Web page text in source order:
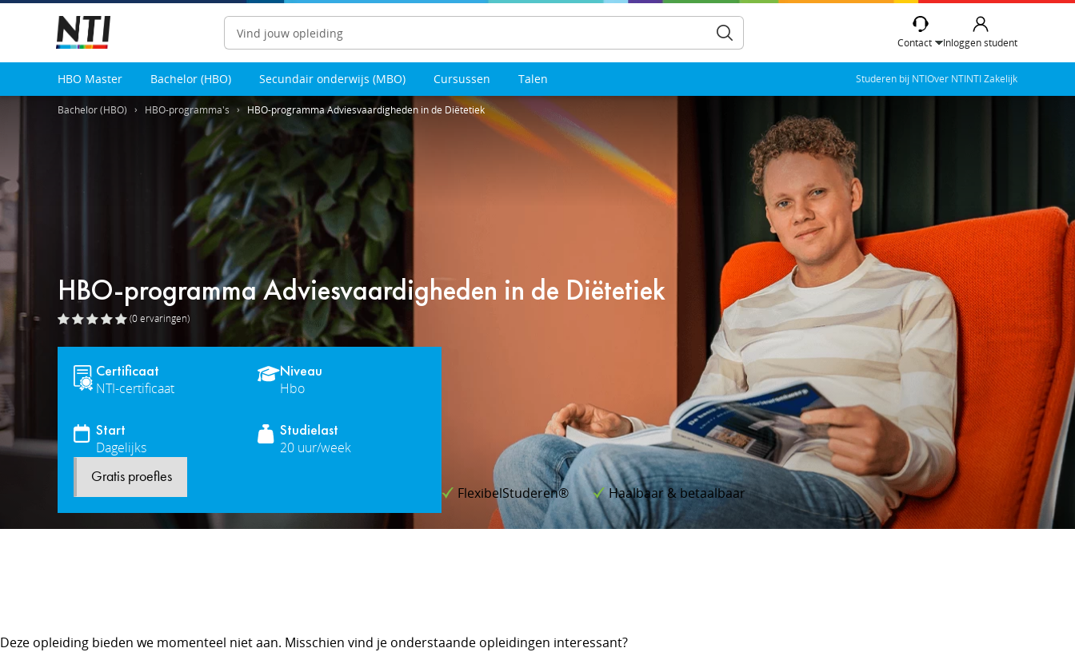
Zoeken
Contact Inloggen student
HBO Master Bachelor (HBO) Secundair onderwijs (MBO) Cursussen Talen Studeren bij NTIOver NTINTI Zakelijk
Bachelor (HBO) HBO-programma's HBO-programma Adviesvaardigheden in de Diëtetiek
HBO-programma Adviesvaardigheden in de Diëtetiek
(0ervaringen)
Certificaat
NTI-certificaat
Niveau
Hbo
Start
Dagelijks
Studielast
20 uur/week
Gratis proefles
FlexibelStuderen® Haalbaar & betaalbaar
Deze opleiding bieden we momenteel niet aan. Misschien vind je onderstaande opleidingen interessant?